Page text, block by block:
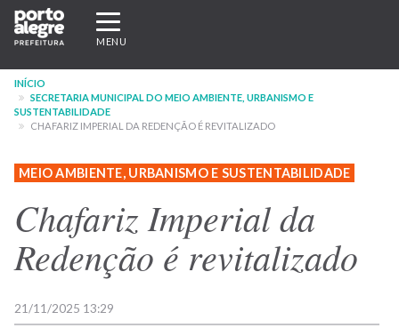
Pular
para
conteúdo
principal
Expandir/recolher
navegação
MENU
INÍCIO
SECRETARIA MUNICIPAL DO MEIO AMBIENTE, URBANISMO E
SUSTENTABILIDADE
CHAFARIZ IMPERIAL DA REDENÇÃO É REVITALIZADO
MEIO AMBIENTE, URBANISMO E SUSTENTABILIDADE
Chafariz Imperial da
Redenção é revitalizado
21/11/2025 13:29